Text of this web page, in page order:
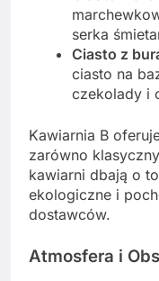
serka
Ciasto z
ciasto na
czekolady i
Kawiarnia B
zarówno
kawiarni dbają o
ekologiczne i
dostawców.
Atmosfera i